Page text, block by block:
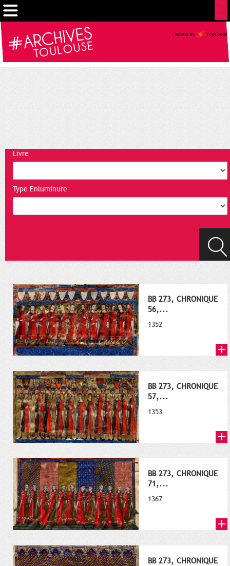
Livre
Type Enluminure
BB 273, CHRONIQUE
56,...
1352
BB 273, CHRONIQUE
57,...
1353
BB 273, CHRONIQUE
71,...
1367
BB 273, CHRONIQUE
Cookies management panel